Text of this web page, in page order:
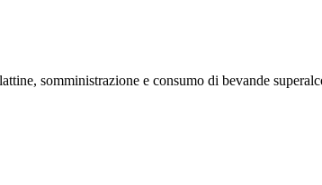
somministrazione e consumo di bevande